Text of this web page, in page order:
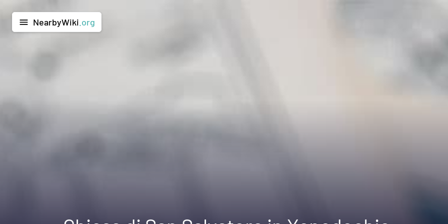
menu NearbyWiki .org